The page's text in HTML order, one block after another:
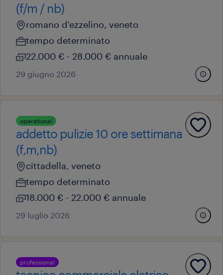
(f/m / nb)
romano d'ezzelino, veneto
tempo determinato
22.000 € - 28.000 € annuale
29 giugno 2026
operational
addetto pulizie 10 ore settimana
(f,m,nb)
cittadella, veneto
tempo determinato
18.000 € - 22.000 € annuale
29 luglio 2026
professional